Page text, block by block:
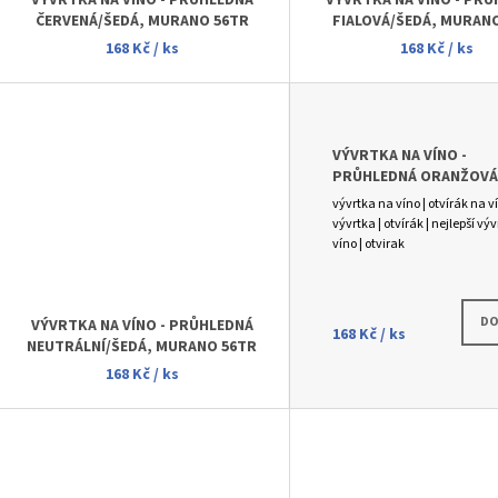
ČERVENÁ/ŠEDÁ, MURANO 56TR
168 Kč/ ks
FIALOVÁ/ŠEDÁ,
168 Kč/ ks
VÝVRTKA NA VÍNO - PRŮHLEDNÁ
NEUTRÁLNÍ/ŠEDÁ, MURANO 56TR
168 Kč/ ks
VÝVRTKA NA VÍNO -
PRŮHLEDNÁ
MURANO 56TR
vývrtka na víno | otvírák na
vývrtka | otvírák | nejlepší
víno | otvirak
168 Kč/ ks